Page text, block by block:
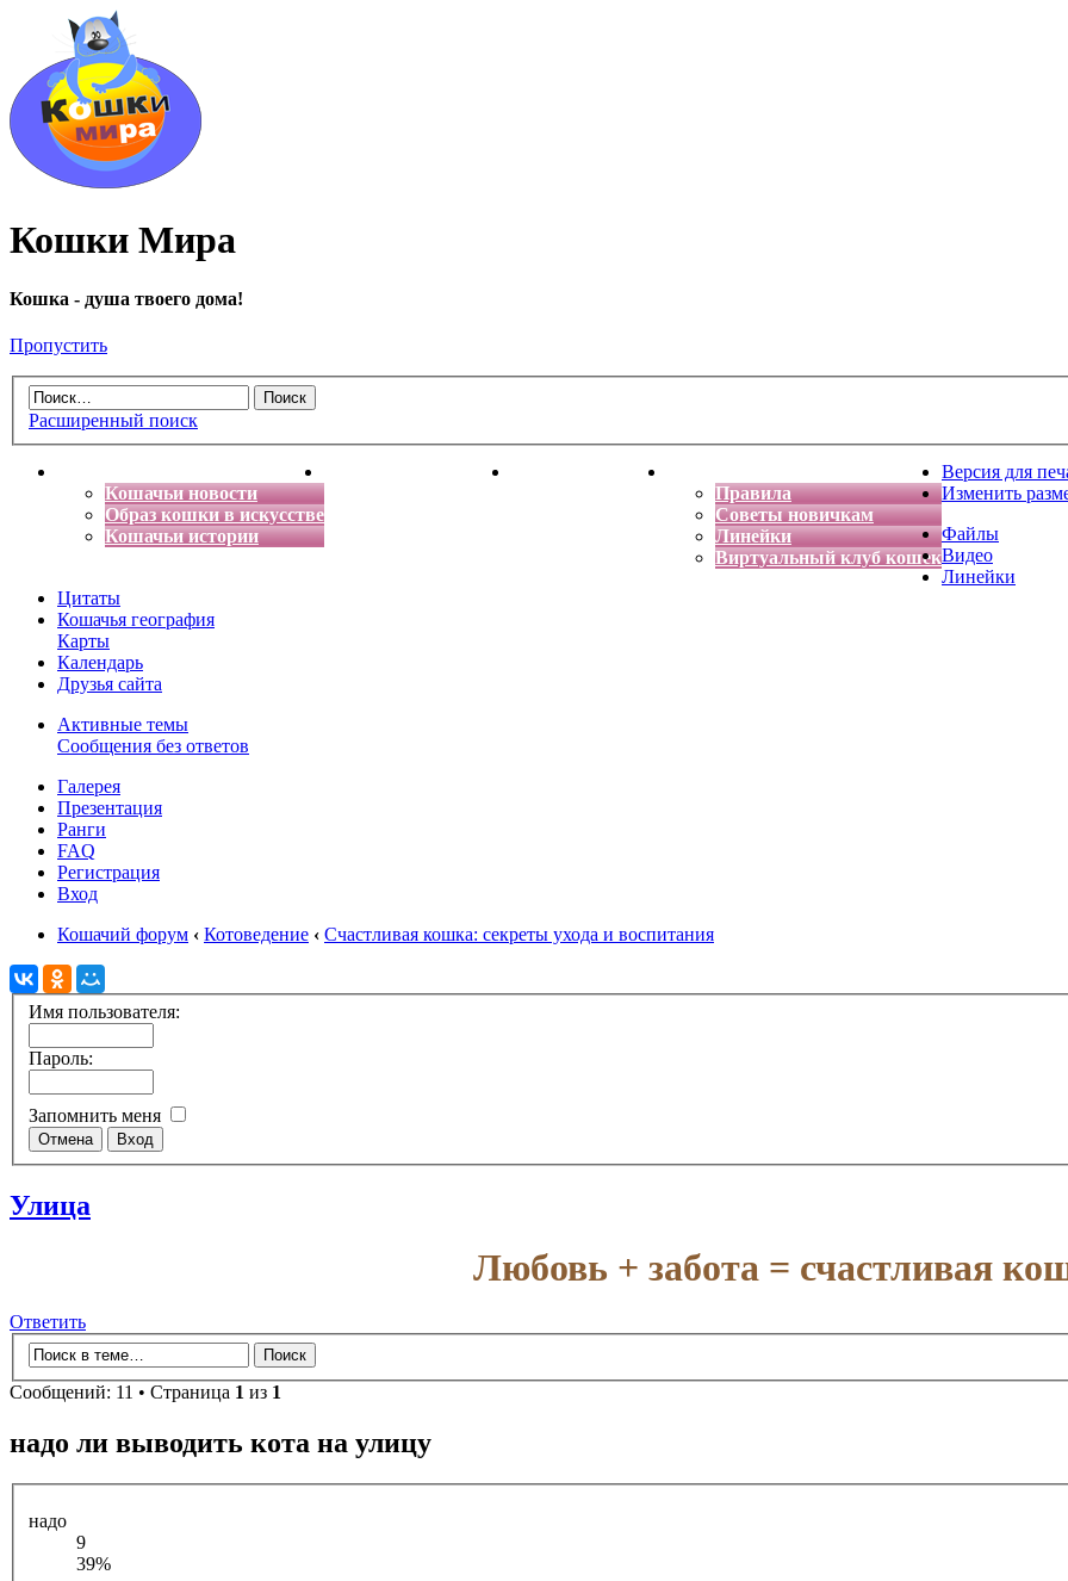
Кошки Мира
Кошка - душа твоего дома!
Пропустить
Расширенный поиск
Кошачьи новости
Образ кошки в искусстве
Кошачьи истории
Энциклопедия кошек Детская фантазия
Правила
Советы новичкам
Линейки
Виртуальный клуб кошек
Версия для
Изменить
Файлы
Видео
Линейки
Цитаты
Кошачья география
Карты
Календарь
Друзья сайта
Активные темы
Сообщения без ответов
Галерея
Презентация
Ранги
FAQ
Регистрация
Вход
Кошачий форум ‹ Котоведение ‹ Счастливая кошка: секреты ухода и воспитания
Имя пользователя:
Пароль:
Запомнить меня
Улица
Любовь + забота = счастливая
Ответить
Сообщений: 11 • Страница 1 из 1
надо ли выводить кота на улицу
надо
9
39%